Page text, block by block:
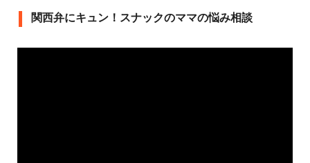
関西弁にキュン！スナックのママの悩み相談